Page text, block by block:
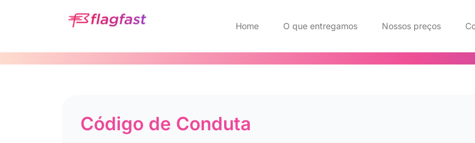
Home O que entregamos Nossos preços
Código de Conduta